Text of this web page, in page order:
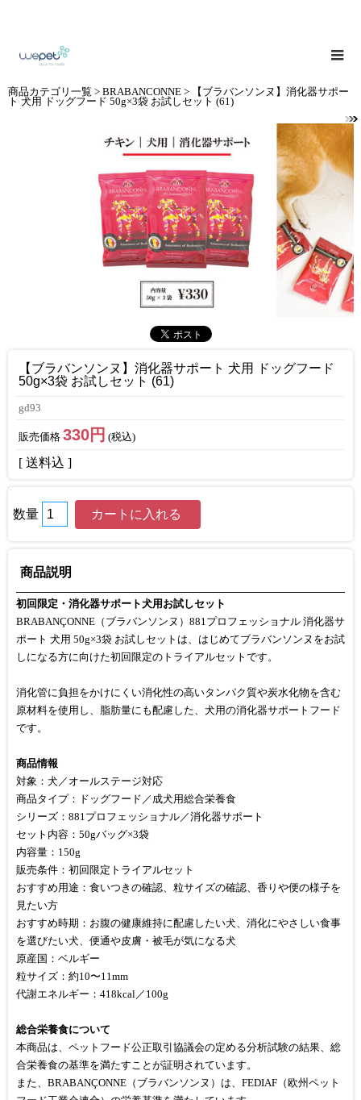
商品カテゴリ一覧 > BRABANCONNE > 【ブラバンソンヌ】消化器サポー
ト 犬用 ドッグフード 50g×3袋 お試しセット (61)
【ブラバンソンヌ】消化器サポート 犬用 ドッグフード
50g×3袋 お試しセット (61)
gd93
販売価格 330円 (税込)
[ 送料込 ]
数量
商品説明
初回限定・消化器サポート犬用お試しセット
BRABANÇONNE（ブラバンソンヌ）881プロフェッショナル 消化器サ
ポート 犬用 50g×3袋 お試しセットは、はじめてブラバンソンヌをお試
しになる方に向けた初回限定のトライアルセットです。
消化管に負担をかけにくい消化性の高いタンパク質や炭水化物を含む
原材料を使用し、脂肪量にも配慮した、犬用の消化器サポートフード
です。
商品情報
対象：犬／オールステージ対応
商品タイプ：ドッグフード／成犬用総合栄養食
シリーズ：881プロフェッショナル／消化器サポート
セット内容：50gバッグ×3袋
内容量：150g
販売条件：初回限定トライアルセット
おすすめ用途：食いつきの確認、粒サイズの確認、香りや便の様子を
見たい方
おすすめ時期：お腹の健康維持に配慮したい犬、消化にやさしい食事
を選びたい犬、便通や皮膚・被毛が気になる犬
原産国：ベルギー
粒サイズ：約10〜11mm
代謝エネルギー：418kcal／100g
総合栄養食について
本商品は、ペットフード公正取引協議会の定める分析試験の結果、総
合栄養食の基準を満たすことが証明されています。
また、BRABANÇONNE（ブラバンソンヌ）は、FEDIAF（欧州ペット